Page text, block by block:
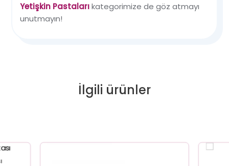
Yetişkin Pastalarıkategorimize de göz atmayı
unutmayın!
İlgili ürünler